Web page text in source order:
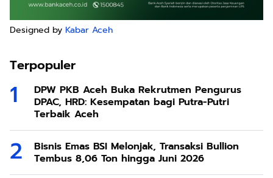
Designed by Kabar Aceh
Terpopuler
DPW PKB Aceh Buka Rekrutmen Pengurus
DPAC, HRD: Kesempatan bagi Putra-Putri
Terbaik Aceh
Bisnis Emas BSI Melonjak, Transaksi Bullion
Tembus 8,06 Ton hingga Juni 2026